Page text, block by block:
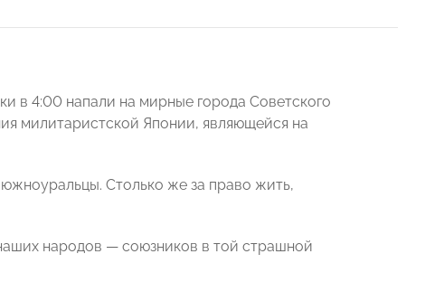
в 4:00 напали на мирные города Советского
милитаристской Японии, являющейся на
Столько же за право жить,
народов — союзников в той страшной